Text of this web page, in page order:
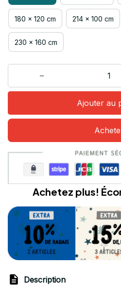
180 x 120 cm 214 x 100 cm
230 x 160 cm
Ajouter au
Achetez plus!
Description